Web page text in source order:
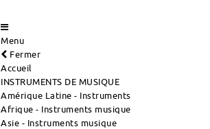
Menu
Fermer
Accueil
INSTRUMENTS DE MUSIQUE
Amérique Latine - Instruments
Afrique - Instruments musique
Asie - Instruments musique